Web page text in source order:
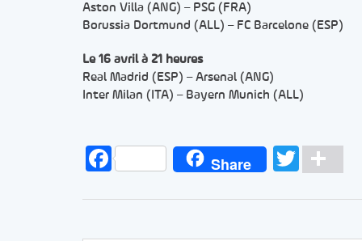
Aston Villa (ANG) – PSG (FRA)
Borussia Dortmund (ALL) – FC Barcelone (ESP)
Le 16 avril à 21 heures
Real Madrid (ESP) – Arsenal (ANG)
Inter Milan (ITA) – Bayern Munich (ALL)
FacebookShare Twitter